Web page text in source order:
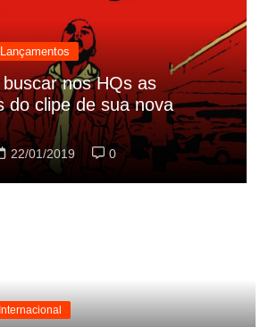
Destaque Lançamentos
Cynthia Luz lança “Era Uma
parceria com Zeca Baleiro
Rociclei 21/01/2019
Internacional